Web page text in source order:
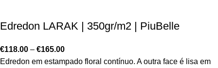
Edredon LARAK | 350gr/m2 | PiuBelle
€118.00 – €165.00
Edredon em estampado floral contínuo. A outra face é lisa em